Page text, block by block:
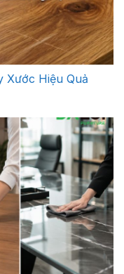
Xước Hiệu Quả